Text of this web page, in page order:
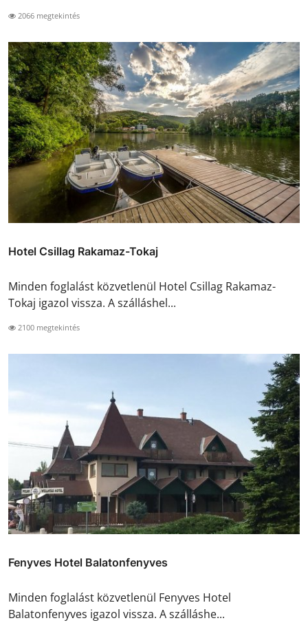
2066 megtekintés
Hotel Csillag Rakamaz-Tokaj
Minden foglalást közvetlenül Hotel Csillag Rakamaz-
Tokaj igazol vissza. A szálláshel...
2100 megtekintés
Fenyves Hotel Balatonfenyves
Minden foglalást közvetlenül Fenyves Hotel
Balatonfenyves igazol vissza. A szálláshe...